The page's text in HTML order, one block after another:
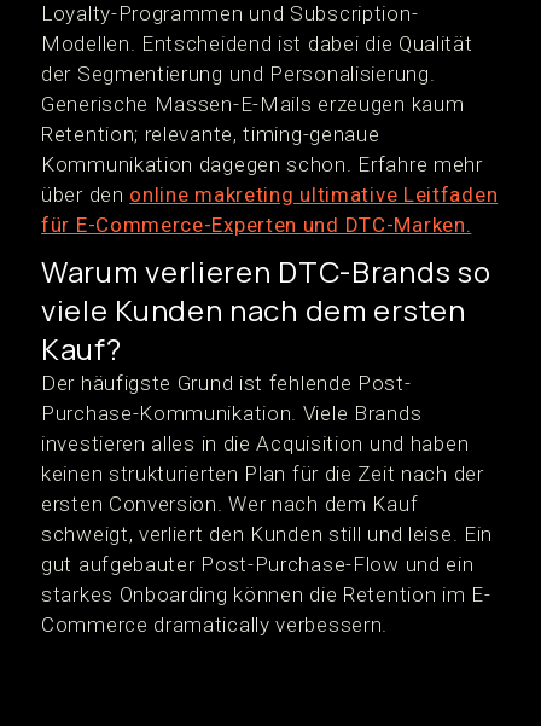
Loyalty-Programmen und Subscription-
Modellen. Entscheidend ist dabei die Qualität
der Segmentierung und Personalisierung.
Generische Massen-E-Mails erzeugen kaum
Retention; relevante, timing-genaue
Kommunikation dagegen schon. Erfahre mehr
über den online makreting ultimative Leitfaden
für E-Commerce-Experten und DTC-Marken.
Warum verlieren DTC-Brands so
viele Kunden nach dem ersten
Kauf?
Der häufigste Grund ist fehlende Post-
Purchase-Kommunikation. Viele Brands
investieren alles in die Acquisition und haben
keinen strukturierten Plan für die Zeit nach der
ersten Conversion. Wer nach dem Kauf
schweigt, verliert den Kunden still und leise. Ein
gut aufgebauter Post-Purchase-Flow und ein
starkes Onboarding können die Retention im E-
Commerce dramatically verbessern.